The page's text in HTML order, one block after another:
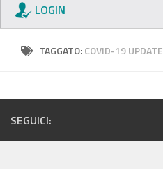
LOGIN
TAGGATO:COVID-19 UPDATE
SEGUICI: